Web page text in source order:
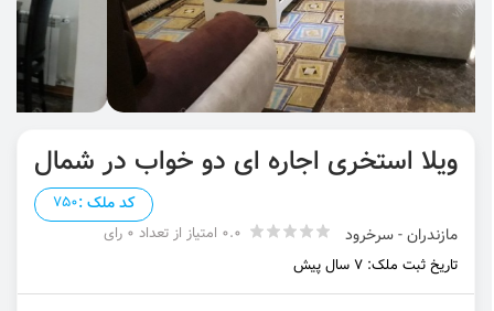
ویلا استخری اجاره ای دو خواب در شمال
کد ملک :750
مازندران - سرخرود
0.0 امتیاز از تعداد 0 رای
تاریخ ثبت ملک: 7 سال پیش